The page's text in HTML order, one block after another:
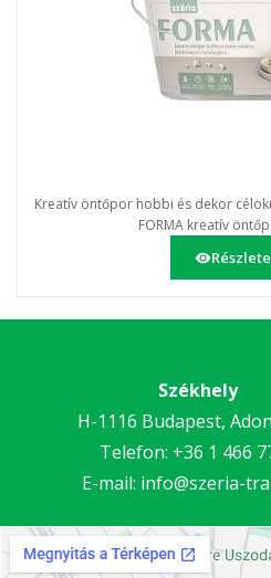
Kreatív öntőpor hobbi és dekor
FORMA kreatív
Székhely
H-1116 Budapest,
Telefon: +36 1 466
E-mail: info@szeria-